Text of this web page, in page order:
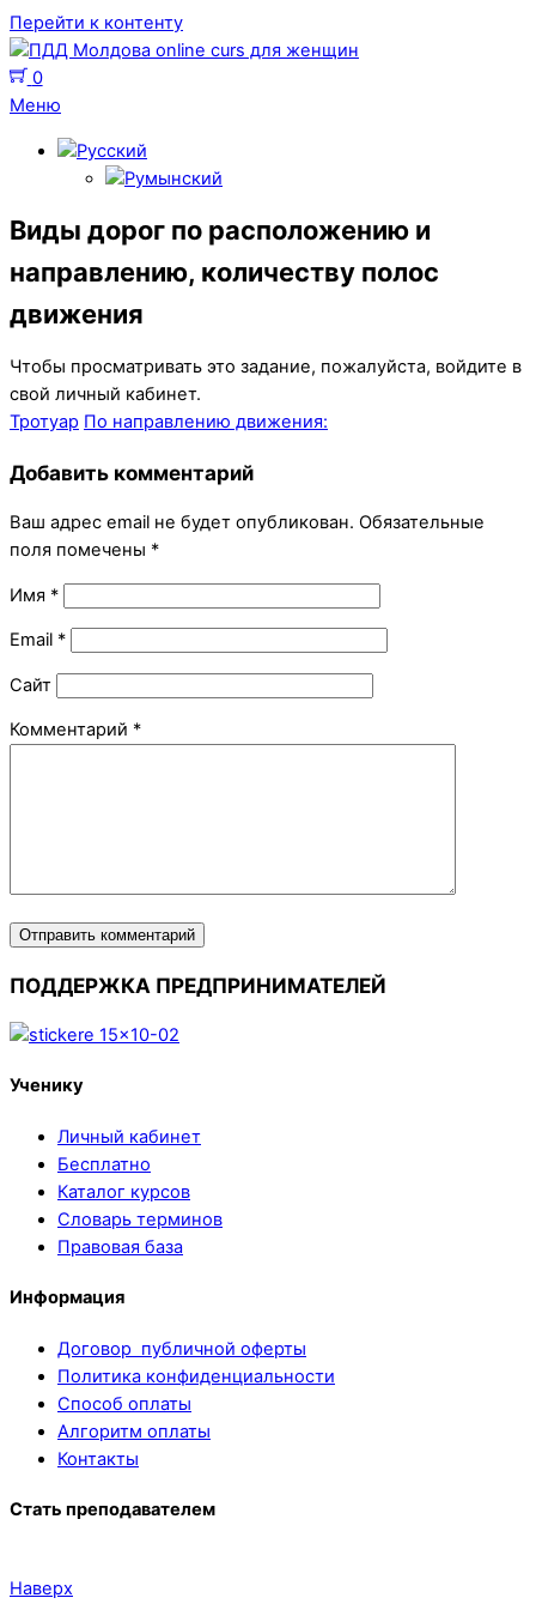
Перейти к контенту
0
Меню
Виды дорог по расположению и
направлению, количеству полос
движения
Чтобы просматривать это задание, пожалуйста, войдите в
свой личный кабинет.
Тротуар По направлению движения:
Добавить комментарий
Ваш адрес email не будет опубликован. Обязательные
поля помечены *
Имя *
Email *
Сайт
Комментарий *
ПОДДЕРЖКА ПРЕДПРИНИМАТЕЛЕЙ
Ученику
Личный кабинет
Бесплатно
Каталог курсов
Словарь терминов
Правовая база
Информация
Договор публичной оферты
Политика конфиденциальности
Способ оплаты
Алгоритм оплаты
Контакты
Стать преподавателем
Наверх